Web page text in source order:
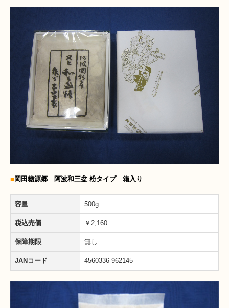
■ 岡田糖源郷 阿波和三盆 粉タイプ 箱入り
容量 500g
税込売価 ￥2,160
保障期限 無し
JANコード 4560336 962145